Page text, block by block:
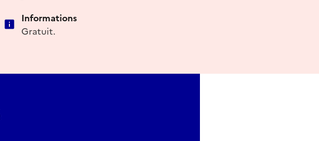
Informations
Gratuit.